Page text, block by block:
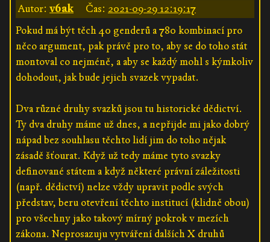
Autor: v6ak Čas: 2021-09-29 12:19:17
Pokud má být těch 40 genderů a 780 kombinací pro
něco argument, pak právě pro to, aby se do toho stát
montoval co nejméně, a aby se každý mohl s kýmkoliv
dohodout, jak bude jejich svazek vypadat.
Dva různé druhy svazků jsou tu historické dědictví.
Ty dva druhy máme už dnes, a nepřijde mi jako dobrý
nápad bez souhlasu těchto lidí jim do toho nějak
zásadě šťourat. Když už tedy máme tyto svazky
definované státem a když některé právní záležitosti
(např. dědictví) nelze vždy upravit podle svých
představ, beru otevření těchto institucí (klidně obou)
pro všechny jako takový mírný pokrok v mezích
zákona. Neprosazuju vytváření dalších X druhů